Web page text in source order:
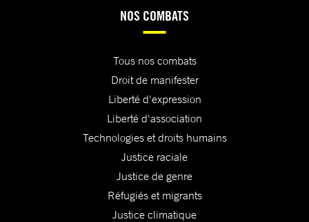
NOS COMBATS
Tous nos combats
Droit de manifester
Liberté d'expression
Liberté d'association
Technologies et droits humains
Justice raciale
Justice de genre
Réfugiés et migrants
Justice climatique